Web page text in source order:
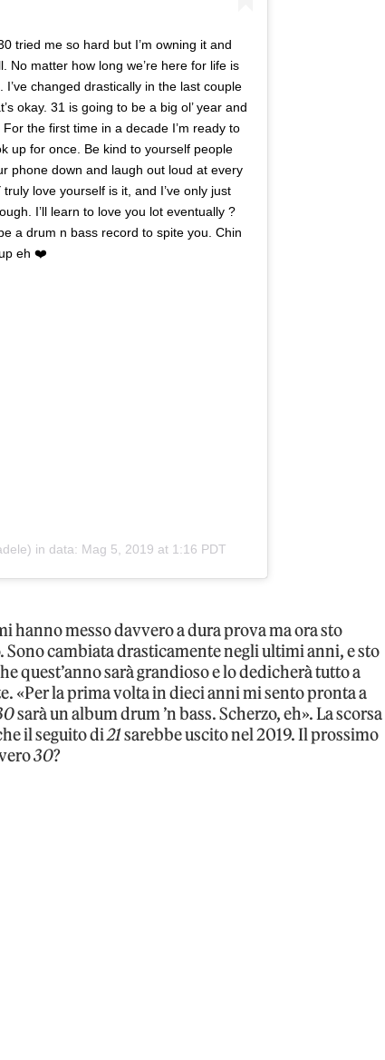
tried me so hard but I’m owning it and
No matter how long we’re here for life is
changed drastically in the last couple
okay. 31 is going to be a big ol’ year and
the first time in a decade I’m ready to
up for once. Be kind to yourself people
phone down and laugh out loud at every
love yourself is it, and I’ve only just
I’ll learn to love you lot eventually ?
a drum n bass record to spite you. Chin
eh ❤️
in data: Mag 5, 2019 at 1:16 PDT
hanno messo davvero a dura prova ma ora sto
cambiata drasticamente negli ultimi anni, e sto
quest’anno sarà grandioso e lo dedicherà tutto a
«Per la prima volta in dieci anni mi sento pronta a
sarà un album drum ’n bass. Scherzo, eh». La scorsa
il seguito di21sarebbe uscito nel 2019. Il prossimo
30?